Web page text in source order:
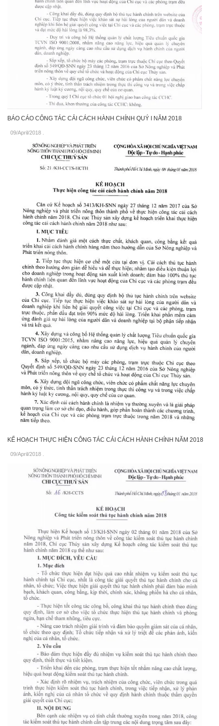
BÁO CÁO CÔNG TÁC CẢI CÁCH HÀNH CHÍNH QUÝ I NĂM 2018
09/April/2018
KẾ HOẠCH THỰC HIỆN CÔNG TÁC CẢI CÁCH HÀNH CHÍNH NĂM 2018
09/April/2018